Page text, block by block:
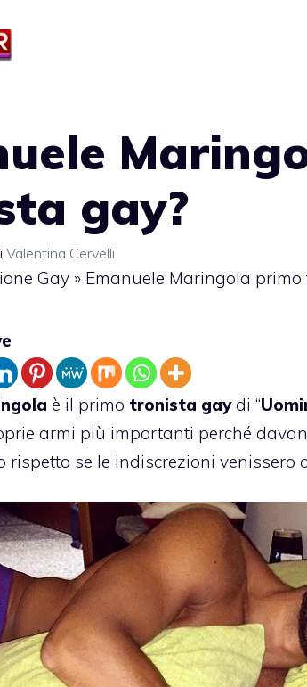
gay?
Valentina Cervelli
Gay » Emanuele Maringola
è il primo tronista gaydi “
armi più importanti perché
rispetto se le indiscrezioni venissero